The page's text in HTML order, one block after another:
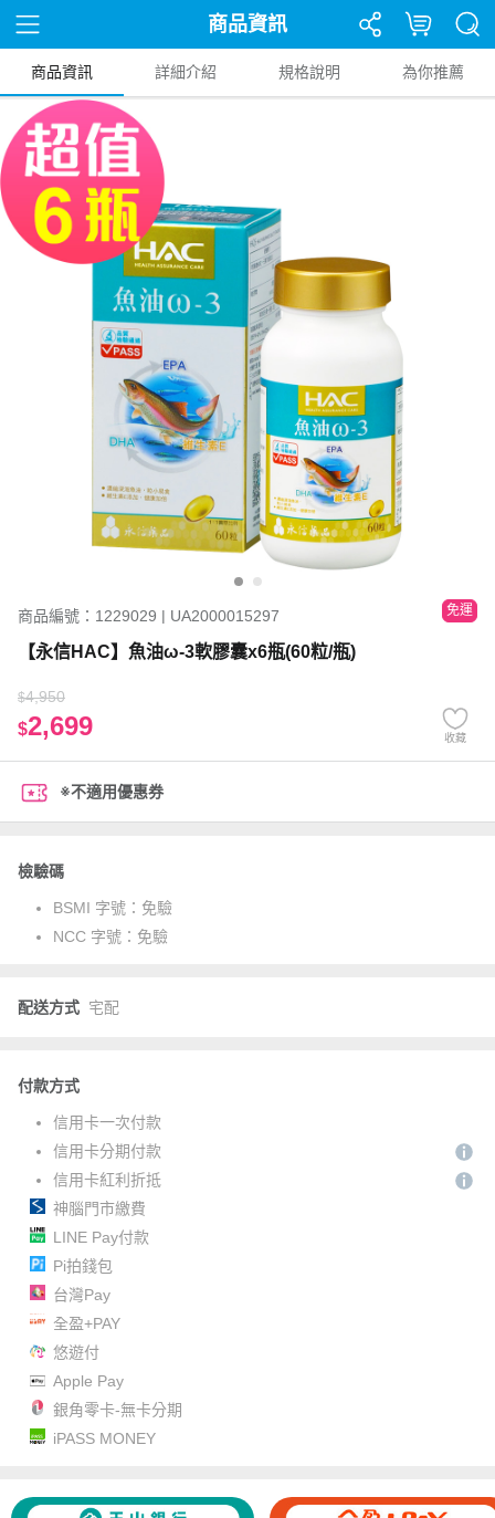
商品資訊
商品資訊 詳細介紹 規格說明 為你推薦
商品編號：1229029 | UA2000015297 免運
【永信HAC】魚油ω-3軟膠囊x6瓶(60粒/瓶)
$4,950
$2,699 收藏
※不適用優惠券
檢驗碼
BSMI 字號： 免驗
NCC 字號： 免驗
配送方式 宅配
付款方式
信用卡一次付款
信用卡分期付款
信用卡紅利折抵
神腦門市繳費
LINE Pay付款
Pi拍錢包
台灣Pay
全盈+PAY
悠遊付
Apple Pay
銀角零卡-無卡分期
iPASS MONEY